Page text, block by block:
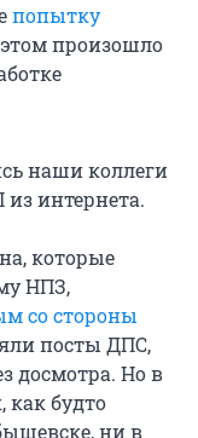
попытку
произошло
наши коллеги
интернета.
которые
НПЗ,
со стороны
посты ДПС,
досмотра. Но в
как будто
ни в